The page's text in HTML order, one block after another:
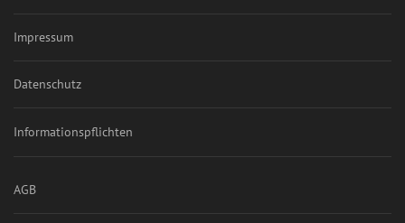
Impressum
Datenschutz
Informationspflichten
AGB